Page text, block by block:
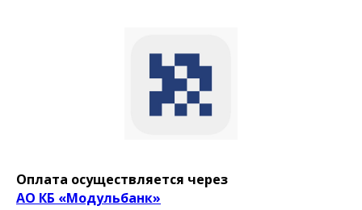
Оплата осуществляется через
АО КБ «Модульбанк»